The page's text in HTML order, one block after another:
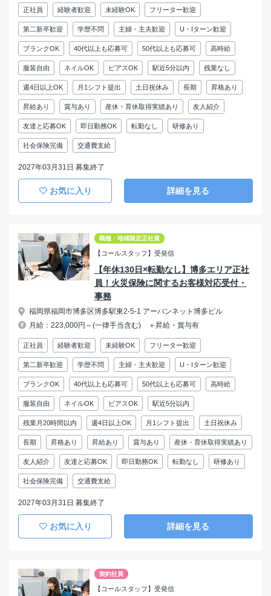
正社員 経験者歓迎 未経験OK フリーター歓迎
第二新卒歓迎 学歴不問 主婦・主夫歓迎 U・Iターン歓迎
ブランクOK 40代以上も応募可 50代以上も応募可 高時給
服装自由 ネイルOK ピアスOK 駅近5分以内 残業なし
週4日以上OK 月1シフト提出 土日祝休み 長期 昇格あり
昇給あり 賞与あり 産休・育休取得実績あり 友人紹介
友達と応募OK 即日勤務OK 転勤なし 研修あり
社会保険完備 交通費支給
2027年03月31日 募集終了
お気に入り 詳細を見る
職種・地域限定正社員
【コールスタッフ】受発信
【年休130日×転勤なし】博多エリア正社
員！火災保険に関するお客様対応受付・
事務
福岡県福岡市博多区博多駅東2-5-1 アーバンネット博多ビル
月給：223,000円～(一律手当含む) ＋昇給・賞与有
正社員 経験者歓迎 未経験OK フリーター歓迎
第二新卒歓迎 学歴不問 主婦・主夫歓迎 U・Iターン歓迎
ブランクOK 40代以上も応募可 50代以上も応募可 高時給
服装自由 ネイルOK ピアスOK 駅近5分以内
残業月20時間以内 週4日以上OK 月1シフト提出 土日祝休み
長期 昇格あり 昇給あり 賞与あり 産休・育休取得実績あり
友人紹介 友達と応募OK 即日勤務OK 転勤なし 研修あり
社会保険完備 交通費支給
2027年03月31日 募集終了
お気に入り 詳細を見る
契約社員
【コールスタッフ】受発信